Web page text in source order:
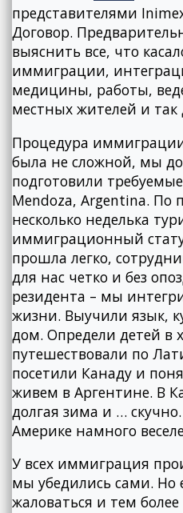
представителями
Договор.
выяснить все, что
иммиграции,
медицины, работы,
местных жителей и так
Процедура
была не сложной, мы
подготовили
Mendoza, Argentina.
несколько неделька
иммиграционный
прошла легко,
для нас четко и без
резидента – мы
жизни. Выучили язык,
дом. Определи детей
путешествовали по
посетили Канаду и
живем в Аргентине. В
долгая зима и …
Америке намного
У всех иммиграция
мы убедились сами. Но
жаловаться и тем